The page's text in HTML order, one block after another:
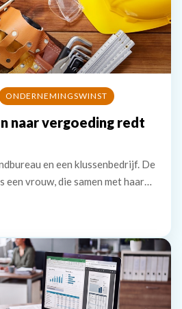
ONDERNEMINGSWINST
naar vergoeding redt
en een klussenbedrijf. De
een vrouw, die samen met haar
De eerste vordering van